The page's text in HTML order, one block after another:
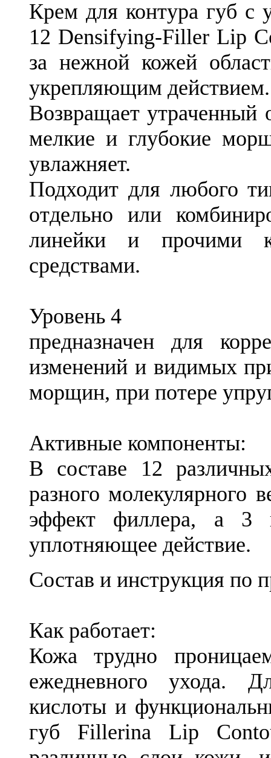
Крем для контура губ
12 Densifying-Filler Lip
за нежной кожей
укрепляющим действием.
Возвращает утраченный
мелкие и глубокие
увлажняет.
Подходит для любого
отдельно или
линейки и прочими
средствами.
Уровень 4
предназначен для
изменений и видимых
морщин, при потере
Активные компоненты:
В составе 12
разного молекулярного
эффект филлера, а 3
уплотняющее действие.
Состав и инструкция по
Как работает:
Кожа трудно
ежедневного ухода.
кислоты и
губ Fillerina Lip